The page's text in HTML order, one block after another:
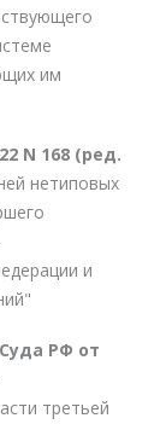
им
N 168 (ред.
нетиповых
и
РФ от
третьей